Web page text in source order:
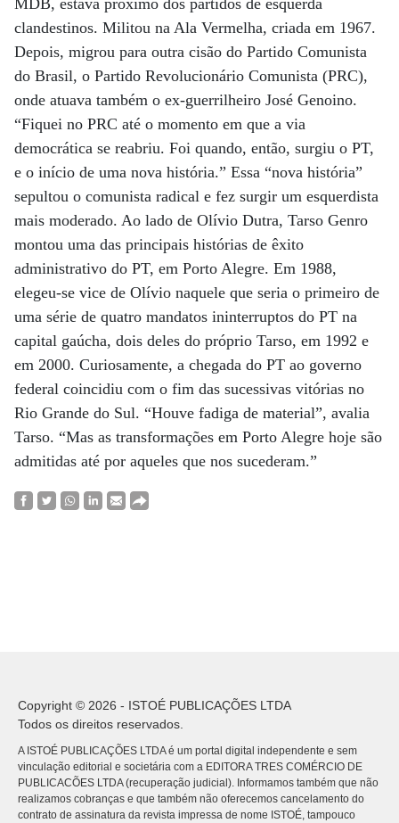
clandestinos. Militou na Ala Vermelha, criada em 1967.
Depois, migrou para outra cisão do Partido Comunista
do Brasil, o Partido Revolucionário Comunista (PRC),
onde atuava também o ex-guerrilheiro José Genoino.
“Fiquei no PRC até o momento em que a via
democrática se reabriu. Foi quando, então, surgiu o PT,
e o início de uma nova história.” Essa “nova história”
sepultou o comunista radical e fez surgir um esquerdista
mais moderado. Ao lado de Olívio Dutra, Tarso Genro
montou uma das principais histórias de êxito
administrativo do PT, em Porto Alegre. Em 1988,
elegeu-se vice de Olívio naquele que seria o primeiro de
uma série de quatro mandatos ininterruptos do PT na
capital gaúcha, dois deles do próprio Tarso, em 1992 e
em 2000. Curiosamente, a chegada do PT ao governo
federal coincidiu com o fim das sucessivas vitórias no
Rio Grande do Sul. “Houve fadiga de material”, avalia
Tarso. “Mas as transformações em Porto Alegre hoje são
admitidas até por aqueles que nos sucederam.”
Copyright © 2026 - ISTOÉ PUBLICAÇÕES LTDA
Todos os direitos reservados.
A ISTOÉ PUBLICAÇÕES LTDA é um portal digital independente e sem
vinculação editorial e societária com a EDITORA TRES COMÉRCIO DE
PUBLICACÕES LTDA (recuperação judicial). Informamos também que não
realizamos cobranças e que também não oferecemos cancelamento do
contrato de assinatura da revista impressa de nome ISTOÉ, tampouco